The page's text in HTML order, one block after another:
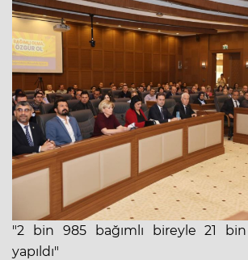
"2 bin 985 bağımlı bireyle 21
yapıldı"